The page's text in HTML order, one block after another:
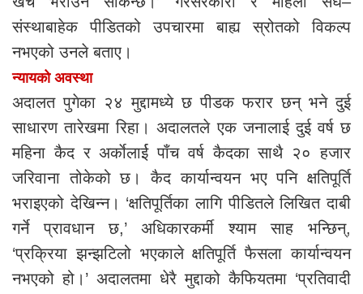
संस्थाबाहेक पीडितको उपचारमा बाह्य स्रोतको विकल्प
नभएको उनले बताए।
न्यायको अवस्था
अदालत पुगेका २४ मुद्दामध्ये छ पीडक फरार छन् भने दुई
साधारण तारेखमा रिहा। अदालतले एक जनालाई दुई वर्ष छ
महिना कैद र अर्काेलार्ई पाँच वर्ष कैदका साथै २० हजार
जरिवाना तोकेको छ। कैद कार्यान्वयन भए पनि क्षतिपूर्ति
भराइएको देखिन्न। ‘क्षतिपूर्तिका लागि पीडितले लिखित दाबी
गर्ने प्रावधान छ,’ अधिकारकर्मी श्याम साह भन्छिन्,
‘प्रक्रिया झन्झटिलो भएकाले क्षतिपूर्ति फैसला कार्यान्वयन
नभएको हो।’ अदालतमा धेरै मुद्दाको कैफियतमा ‘प्रतिवादी